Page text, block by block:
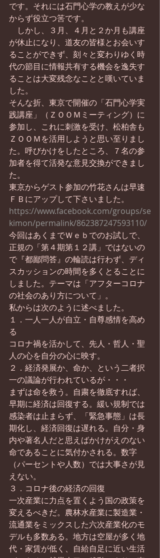
です。それには石門心学の教えが少な
からず役立つ筈です。
しかし、３月、４月と２か月も講座
が休止になり、道友の皆様とお会いす
ることができず、刻々と変わりゆく時
代の節目に情報共有する機会を逸失す
ることは大変残念なことと嘆いていま
した。
そんな折、東京で開催の「石門心学実
践講座」（ＺＯＯＭミーティング）に
参加し、これに刺激を受け、松柏舎も
ＺＯＯＭを活用しようと思い至りまし
た。呼びかけをしたところ、
７名の参
加者を得て活発な意見交換ができまし
た。
東京からゲスト参加の竹花さんは早速
ＦＢにアップして下さいました。
https://www.facebook.com/groups/se
kimon/permalink/862387247593110/
今回はあくまでＷｅｂでのお試しで、
正規の「第４期第１２講」ではないの
で『都鄙問答』の輪読は行わず、ディ
スカッションの時間を多くとることに
しました。テーマは「アフターコロナ
の社会のあり方について」。
私からは次のように述べました。
１．一人一人が自立・自尊感情を高め
る
コロナ禍を活かして、先人・哲人・聖
人の心を自分の心に映す。
２．経済発展か、命か、という二者択
一の議論が行われているが・・・
まずは命を救う。自粛を徹底すれば、
早期に経済は回復する。緩い規制では
感染者は止まらず、「緊急事態」は長
期化し、経済回復は遅れる。自分・身
内や著名人だと思えばかけがえのない
命であることに気付かされる。数字
（パーセントや人数）では大事さが見
えない。
３．コロナ後の経済の回復
一次産業に力点を置くよう国の政策を
変えるべきだ。農林水産業に製造業・
流通業をミックスした六次産業化のモ
デルも多数ある。地方は空屋が多く地
代・家賃が低く、自給自足に近い生活